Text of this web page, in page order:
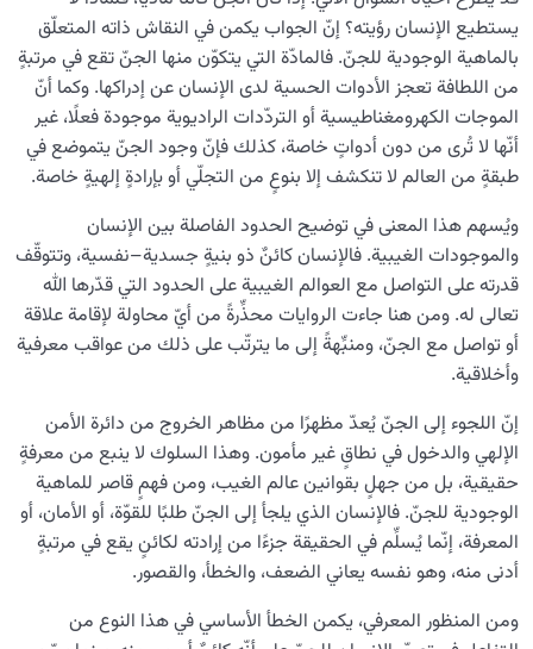
يستطيع الإنسان رؤيته؟ إنّ الجواب يكمن في النقاش ذاته المتعلّق
بالماهية الوجودية للجنّ. فالمادّة التي يتكوّن منها الجنّ تقع في مرتبةٍ
من اللطافة تعجز الأدوات الحسية لدى الإنسان عن إدراكها. وكما أنّ
الموجات الكهرومغناطيسية أو التردّدات الراديوية موجودة فعلًا، غير
أنّها لا تُرى من دون أدواتٍ خاصة، كذلك فإنّ وجود الجنّ يتموضع في
طبقةٍ من العالم لا تنكشف إلا بنوعٍ من التجلّي أو بإرادةٍ إلهيةٍ خاصة.
ويُسهم هذا المعنى في توضيح الحدود الفاصلة بين الإنسان
والموجودات الغيبية. فالإنسان كائنٌ ذو بنيةٍ جسدية–نفسية، وتتوقّف
قدرته على التواصل مع العوالم الغيبية على الحدود التي قدّرها الله
تعالى له. ومن هنا جاءت الروايات محذِّرةً من أيّ محاولة لإقامة علاقة
أو تواصل مع الجنّ، ومنبِّهةً إلى ما يترتّب على ذلك من عواقب معرفية
وأخلاقية.
إنّ اللجوء إلى الجنّ يُعدّ مظهرًا من مظاهر الخروج من دائرة الأمن
الإلهي والدخول في نطاقٍ غير مأمون. وهذا السلوك لا ينبع من معرفةٍ
حقيقية، بل من جهلٍ بقوانين عالم الغيب، ومن فهمٍ قاصر للماهية
الوجودية للجنّ. فالإنسان الذي يلجأ إلى الجنّ طلبًا للقوّة، أو الأمان، أو
المعرفة، إنّما يُسلِّم في الحقيقة جزءًا من إرادته لكائنٍ يقع في مرتبةٍ
أدنى منه، وهو نفسه يعاني الضعف، والخطأ، والقصور.
ومن المنظور المعرفي، يكمن الخطأ الأساسي في هذا النوع من